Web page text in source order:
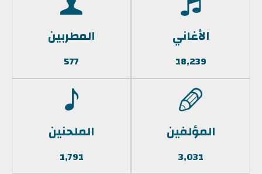
الأغاني
18,239
المطربين
577
المؤلفين
3,031
الملحنين
1,791